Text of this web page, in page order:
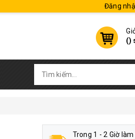
Đăng
()
Trong 1 - 2 Giờ làm